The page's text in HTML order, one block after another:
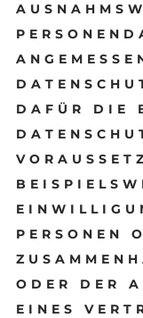
DAFÜR DIE
PERSONEN
ODER DER
EINES